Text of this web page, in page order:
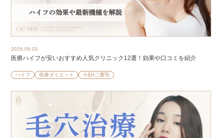
2026.08.03
医療ハイフが安いおすすめ人気クリニック12選！効果や口コミを紹介
ハイフ 医療ダイエット 小顔•二重顎